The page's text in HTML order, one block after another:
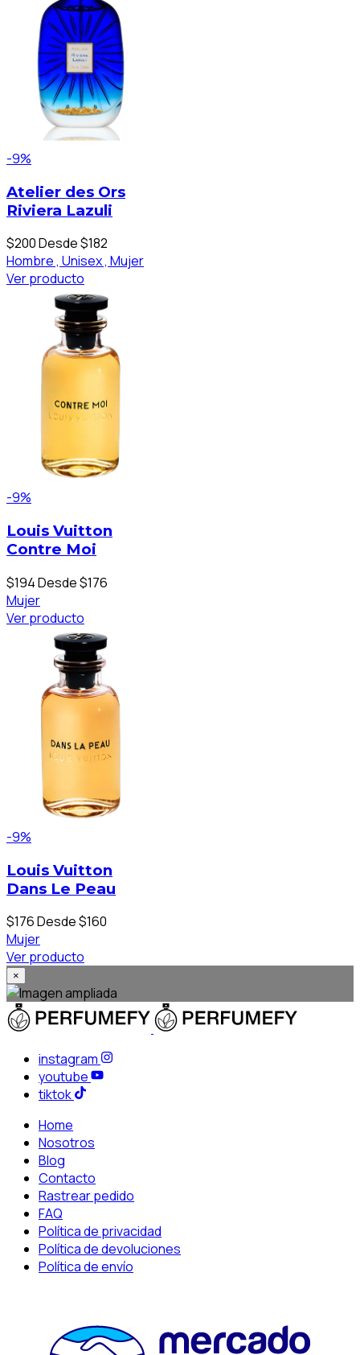
-9%
Atelier des Ors
Riviera Lazuli
$200Desde $182
Hombre , Unisex , Mujer
Ver producto
-9%
Louis Vuitton
Contre Moi
$194Desde $176
Mujer
Ver producto
-9%
Louis Vuitton
Dans Le Peau
$176Desde $160
Mujer
Ver producto
×
instagram
youtube
tiktok
Home
Nosotros
Blog
Contacto
Rastrear pedido
FAQ
Política de privacidad
Política de devoluciones
Política de envío